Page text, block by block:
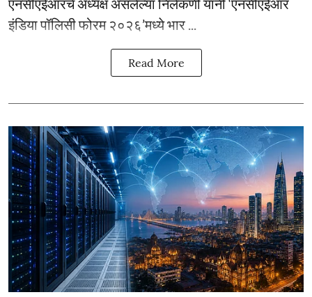
इंडिया पॉलिसी फोरम २०२६’मध्ये भार ...
Read More